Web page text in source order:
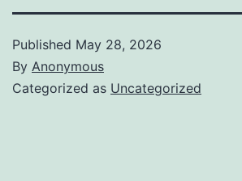
Published May 28, 2026
By Anonymous
Categorized as Uncategorized